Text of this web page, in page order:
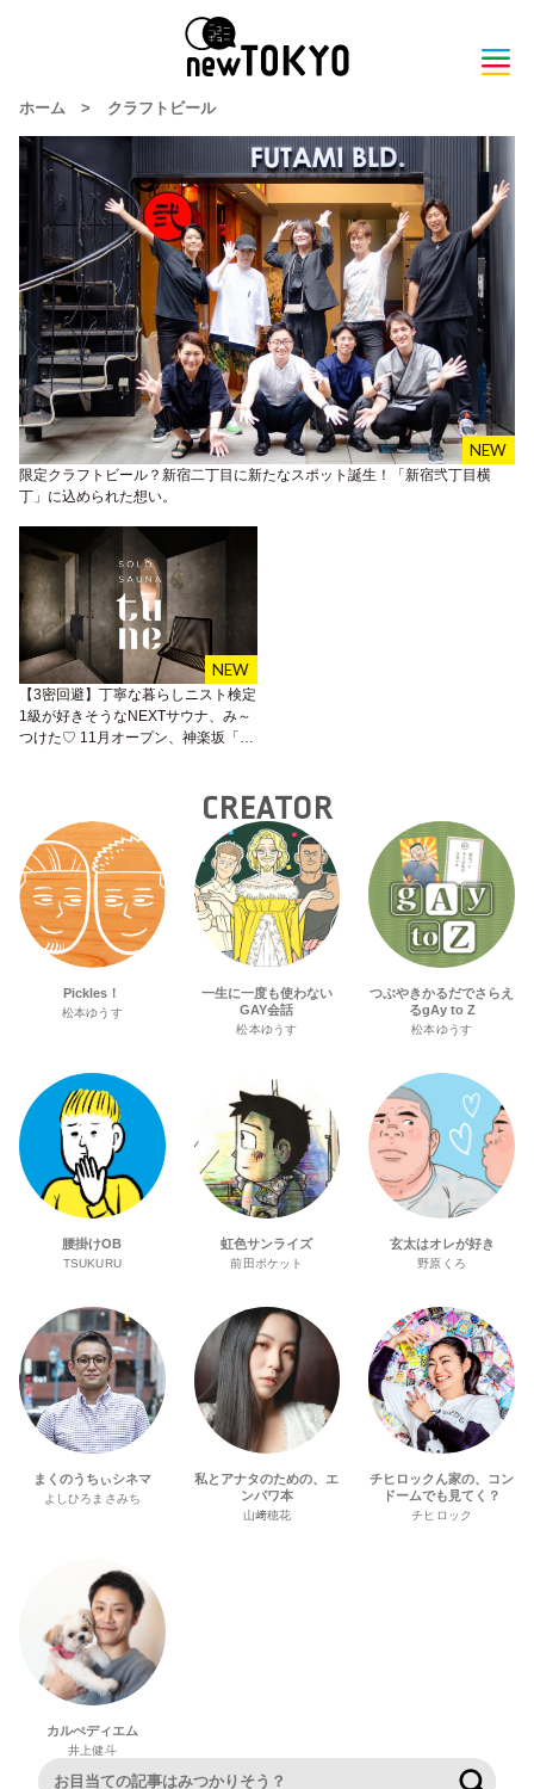
ホーム > クラフトビール
限定クラフトビール？新宿二丁目に新たなスポット誕生！「新宿弐丁目横
丁」に込められた想い。
【3密回避】丁寧な暮らしニスト検定
1級が好きそうなNEXTサウナ、み～
つけた♡ 11月オープン、神楽坂「ソ
CREATOR
Pickles！
松本ゆうす
一生に一度も使わない
GAY会話
松本ゆうす
つぶやきかるだでさらえ
るgAy to Z
松本ゆうす
腰掛けOB
TSUKURU
虹色サンライズ
前田ポケット
玄太はオレが好き
野原くろ
まくのうちぃシネマ
よしひろまさみち
私とアナタのための、エ
ンパワ本
山﨑穂花
チヒロックん家の、コン
ドームでも見てく？
チヒロック
カルぺディエム
井上健斗